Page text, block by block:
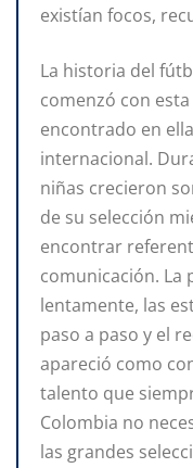
existían focos,
La historia del
comenzó con
encontrado en
internacional.
niñas crecieron
de su selección
encontrar
comunicación. La
lentamente, las
paso a paso y el
apareció como
talento que
Colombia no
las grandes